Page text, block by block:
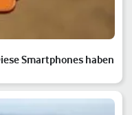
Smartphones haben